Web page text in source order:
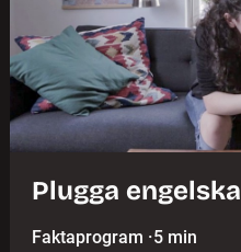
Plugga engelska
Faktaprogram ·5 min